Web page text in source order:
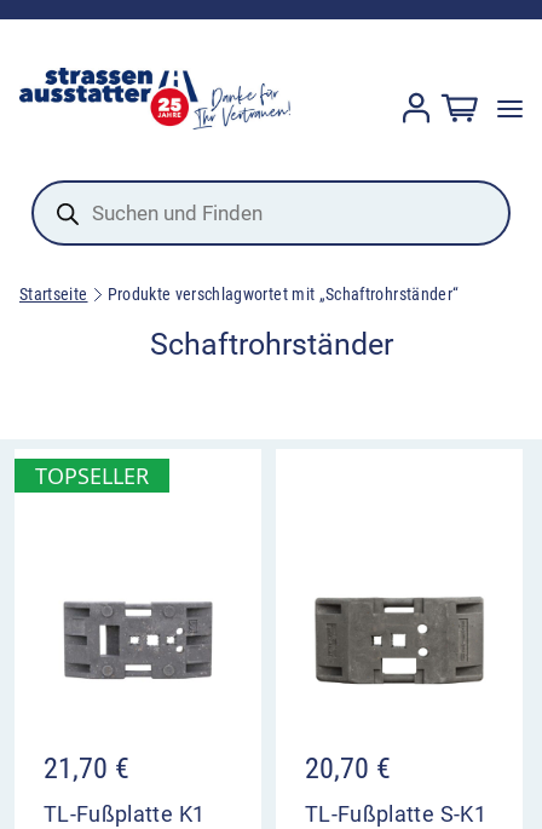
Products
search
Startseite Produkte verschlagwortet mit „Schaftrohrständer“
Schaftrohrständer
TOPSELLER
21,70 €
TL-Fußplatte K1
20,70 €
TL-Fußplatte S-K1